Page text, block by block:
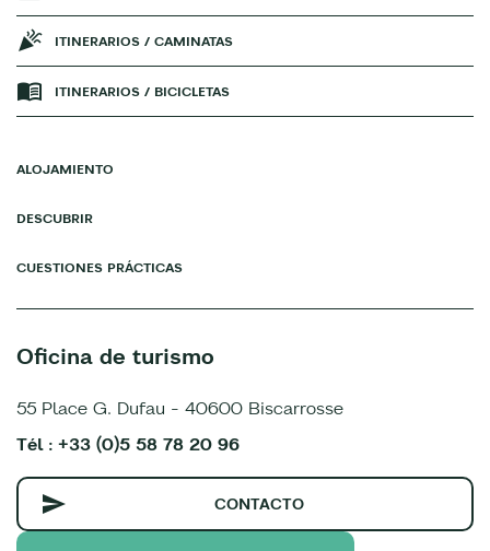
ITINERARIOS / CAMINATAS
ITINERARIOS / BICICLETAS
ALOJAMIENTO
DESCUBRIR
CUESTIONES PRÁCTICAS
Oficina de turismo
55 Place G. Dufau - 40600 Biscarrosse
Tél : +33 (0)5 58 78 20 96
CONTACTO